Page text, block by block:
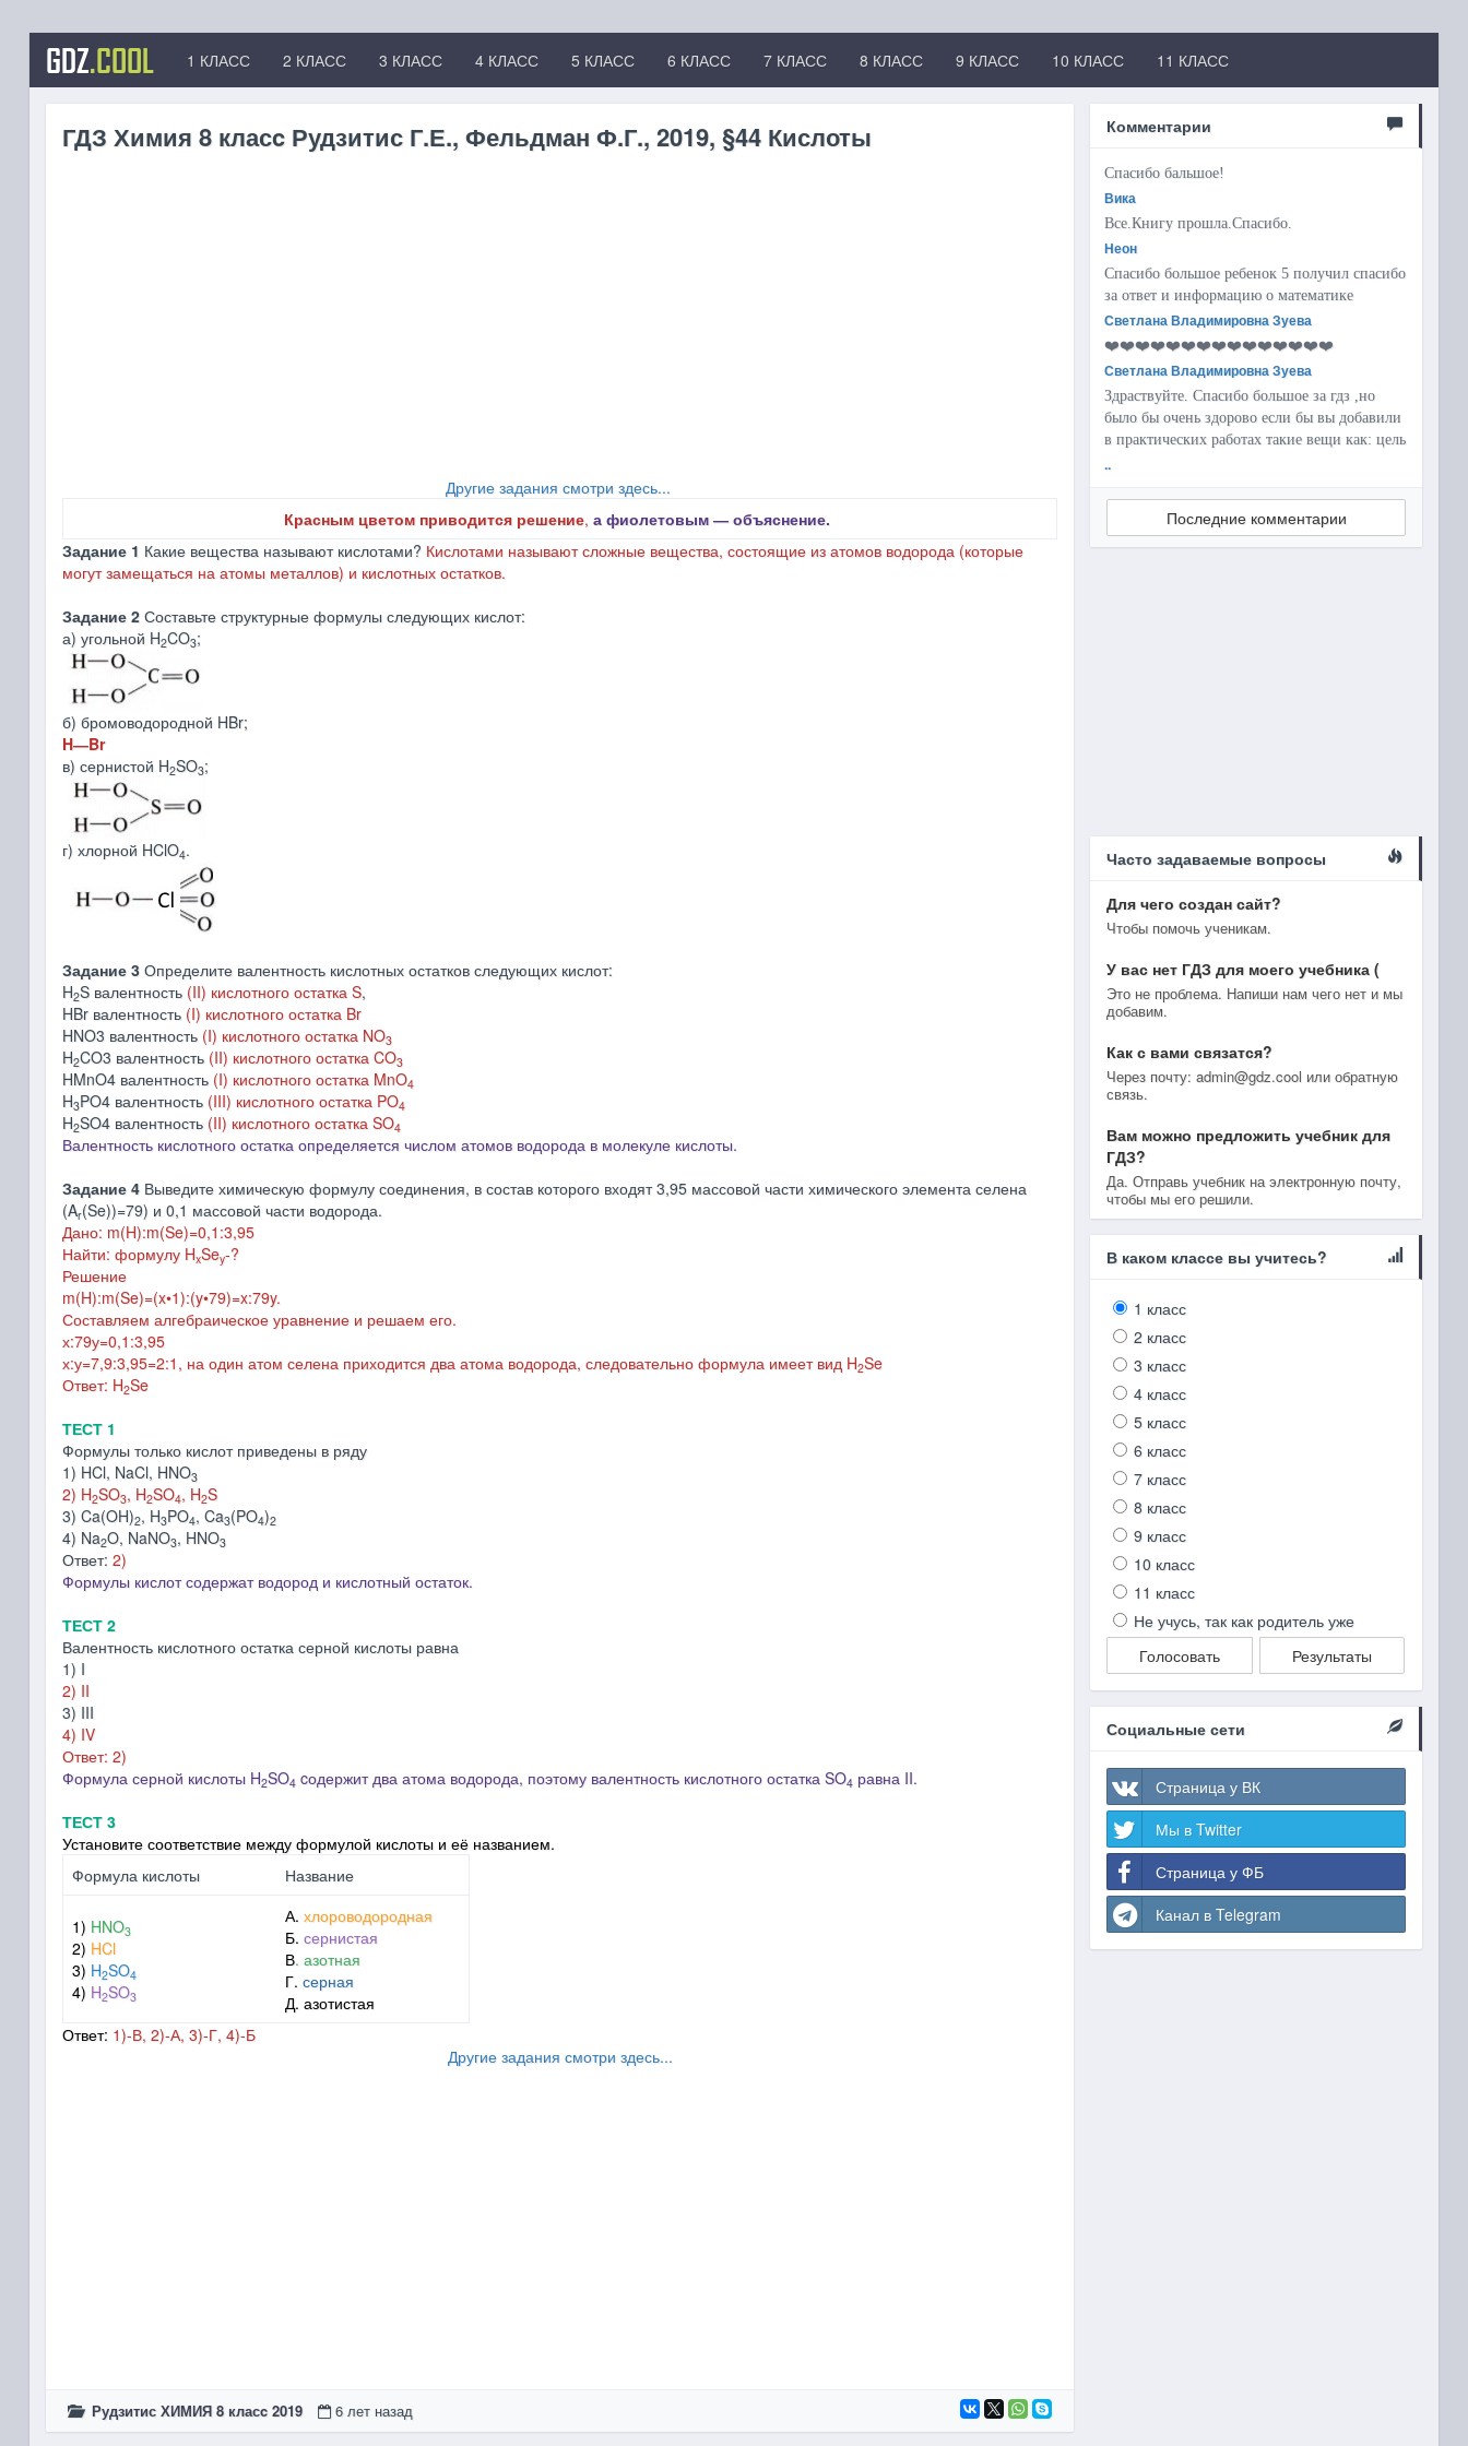
GDZ.COOL 1 КЛАСС 2 КЛАСС 3 КЛАСС 4 КЛАСС 5 КЛАСС 6 КЛАСС 7 КЛАСС 8 КЛАСС 9 КЛАСС 10 КЛАСС 11 КЛАСС
ГДЗ Химия 8 класc Рудзитис Г.Е., Фельдман Ф.Г., 2019, §44 Кислоты
Другие задания смотри здесь...
Красным цветом приводится решение,а фиолетовым ― объяснение.
Задание1 Какие вещества называют кислотами? Кислотами называют сложные вещества, состоящие из атомов водорода (которые
могут замещаться на атомы металлов) и кислотных остатков.
Задание 2Составьте структурные формулы следующих кислот:
а) угольной H2CO3;
б) бромоводородной HBr;
H―Br
в) сернистой H2SO3;
г) хлорной HClO4.
Задание 3Определите валентность кислотных остатков следующих кислот:
H2S валентность (II) кислотного остатка S,
HBr валентность (I) кислотного остатка Br
HNO3 валентность (I) кислотного остатка NO3
H2CO3 валентность (II) кислотного остатка CO3
HMnO4 валентность (I) кислотного остатка MnO4
H3PO4 валентность (III) кислотного остатка PO4
H2SO4 валентность (II) кислотного остатка SO4
Валентность кислотного остатка определяется числом атомов водорода в молекуле кислоты.
Задание 4Выведите химическую формулу соединения, в состав которого входят 3,95 массовой части химического элемента селена
(Ar(Se))=79) и 0,1 массовой части водорода.
Дано: m(H):m(Se)=0,1:3,95
Найти: формулу HxSey-?
Решение
m(H):m(Se)=(x•1):(y•79)=x:79y.
Составляем алгебраическое уравнение и решаем его.
х:79у=0,1:3,95
х:у=7,9:3,95=2:1, на один атом селена приходится два атома водорода, следовательно формула имеет вид H2Se
Ответ: H2Se
ТЕСТ 1
Формулы только кислот приведены в ряду
1) HCl, NaCl, HNO3
2) H2SO3, H2SO4, H2S
3) Ca(OH)2, H3PO4, Ca3(PO4)2
4) Na2O, NaNO3, HNO3
Ответ: 2)
Формулы кислот содержат водород и кислотный остаток.
ТЕСТ 2
Валентность кислотного остатка серной кислоты равна
1) I
2) II
3) III
4) IV
Ответ: 2)
Формула серной кислоты H2SO4 cодержит два атома водорода, поэтому валентность кислотного остатка SO4 равна II.
ТЕСТ 3
Установите соответствие между формулой кислоты и её названием.
Формула кислоты
Название
1) HNO3
2) HCl
3) H2SO4
4) H2SO3
А. хлороводородная
Б. сернистая
В. азотная
Г. серная
Д. азотистая
Ответ: 1)-В, 2)-А, 3)-Г, 4)-Б
Другие задания смотри здесь...
Рудзитис ХИМИЯ 8 класc 2019 6 лет назад
Комментарии
Спасибо бальшое!
Вика
Все.Книгу прошла.Спасибо.
Неон
Спасибо большое ребенок 5 получил спасибо
за ответ и информацию о математике
Светлана Владимировна Зуева
❤️❤️❤️❤️❤️❤️❤️❤️❤️❤️❤️❤️❤️❤️❤️
Светлана Владимировна Зуева
Здраствуйте. Спасибо большое за гдз ,но
было бы очень здорово если бы вы добавили
в практических работах такие вещи как: цель
..
Последние комментарии
Часто задаваемые вопросы
Для чего создан сайт?
Чтобы помочь ученикам.
У вас нет ГДЗ для моего учебника (
Это не проблема. Напиши нам чего нет и мы
добавим.
Как с вами связатся?
Через почту: admin@gdz.cool или обратную
связь.
Вам можно предложить учебник для
ГДЗ?
Да. Отправь учебник на электронную почту,
чтобы мы его решили.
В каком классе вы учитесь?
1 класс
2 класс
3 класс
4 класс
5 класс
6 класс
7 класс
8 класс
9 класс
10 класс
11 класс
Не учусь, так как родитель уже
Голосовать
Результаты
Социальные сети
Страница у ВК
Мы в Twitter
Страница у ФБ
Канал в Telegram